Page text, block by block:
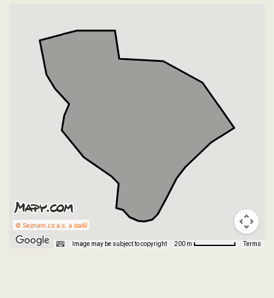
Image may be subject to copyright 200 m Terms
© Seznam.cz a.s. a další